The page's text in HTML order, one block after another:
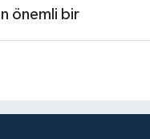
önemli bir